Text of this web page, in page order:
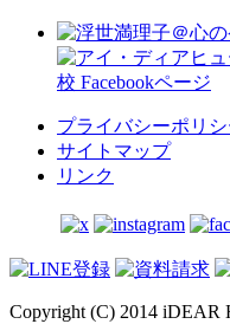
プライバシーポリシ
サイトマップ
リンク
Copyright (C) 2014 iDEAR